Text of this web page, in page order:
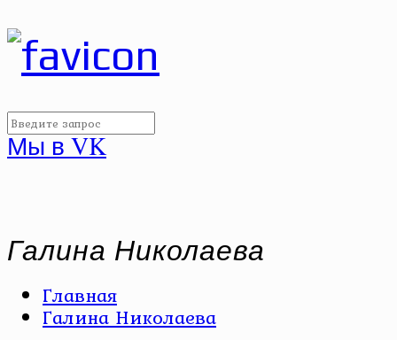
Мы в VK
Галина Николаева
Главная
Галина Николаева